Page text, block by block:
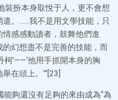
裝扮本身取悅于人，更不會想
。……我不是用文學技能，只
感感動讀者，鼓舞他們進
幻想盡不是完善的技能，而
柯’——‘他用手抓開本身的胸
在頭上。’”[23]
夠還沒有足夠的來由成為“為